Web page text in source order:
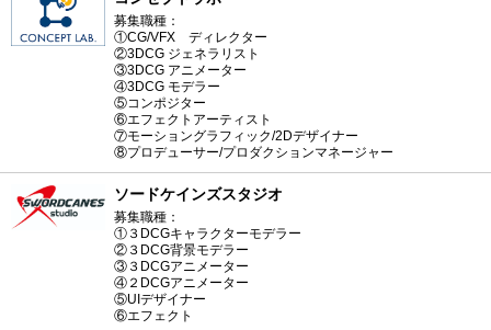
募集職種：
①CG/VFX ディレクター
②3DCG ジェネラリスト
③3DCG アニメーター
④3DCG モデラー
⑤コンポジター
⑥エフェクトアーティスト
⑦モーショングラフィック/2Dデザイナー
⑧プロデューサー/プロダクションマネージャー
ソードケインズスタジオ
募集職種：
①３DCGキャラクターモデラー
②３DCG背景モデラー
③３DCGアニメーター
④２DCGアニメーター
⑤UIデザイナー
⑥エフェクト